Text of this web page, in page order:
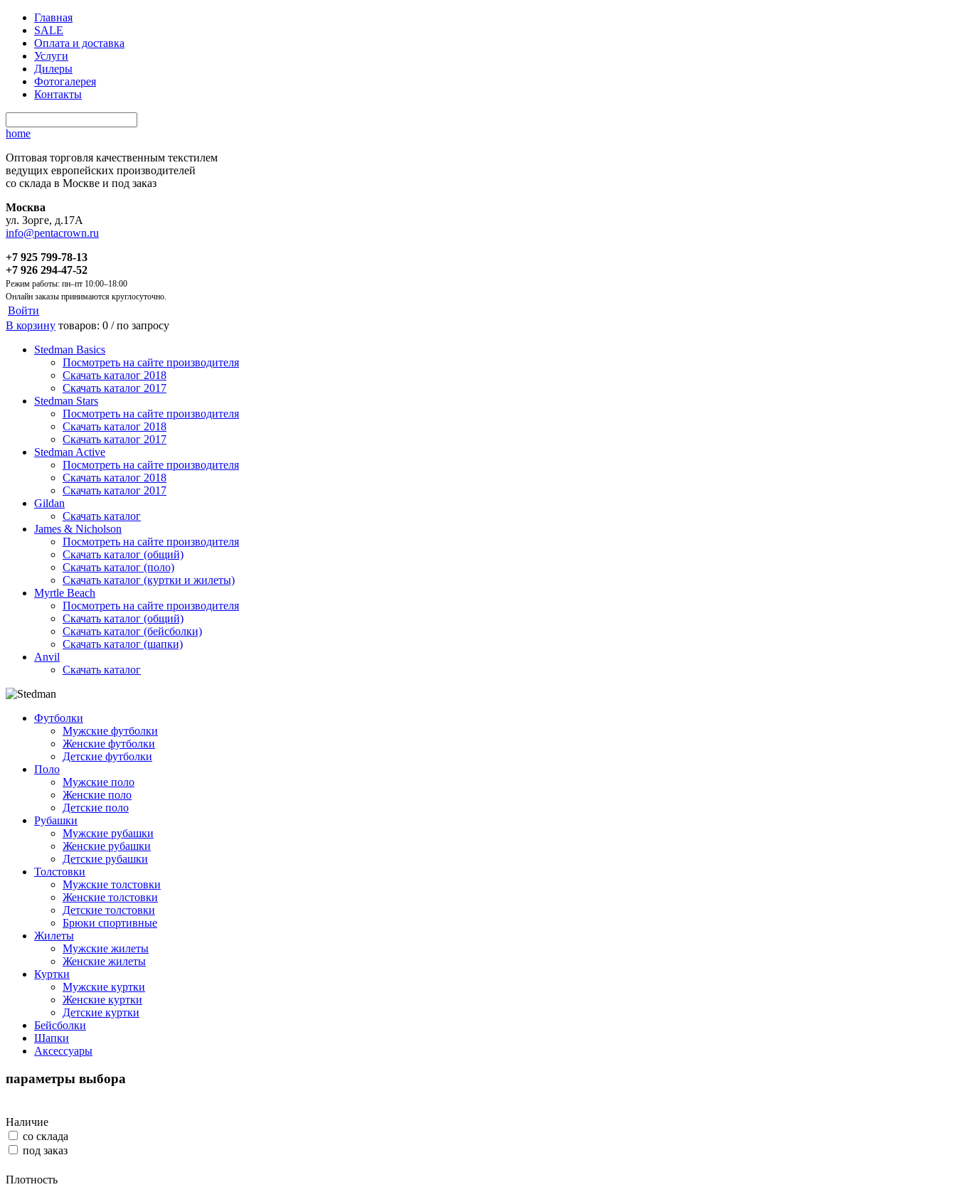
Главная
SALE
Оплата и доставка
Услуги
Дилеры
Фотогалерея
Контакты
home
Оптовая торговля качественным текстилем
ведущих европейских производителей
со склада в Москве и под заказ
Москва
ул. Зорге, д.17А
info@pentacrown.ru
+7 925 799-78-13
+7 926 294-47-52
Режим работы: пн–пт 10:00–18:00
Онлайн заказы принимаются круглосуточно.
Войти
В корзину товаров: 0 /по запросу
Stedman Basics
Посмотреть на сайте производителя
Скачать каталог 2018
Скачать каталог 2017
Stedman Stars
Посмотреть на сайте производителя
Скачать каталог 2018
Скачать каталог 2017
Stedman Active
Посмотреть на сайте производителя
Скачать каталог 2018
Скачать каталог 2017
Gildan
Скачать каталог
James & Nicholson
Посмотреть на сайте производителя
Скачать каталог (общий)
Скачать каталог (поло)
Скачать каталог (куртки и жилеты)
Myrtle Beach
Посмотреть на сайте производителя
Скачать каталог (общий)
Скачать каталог (бейсболки)
Скачать каталог (шапки)
Anvil
Скачать каталог
Футболки
Мужские футболки
Женские футболки
Детские футболки
Поло
Мужские поло
Женские поло
Детские поло
Рубашки
Мужские рубашки
Женские рубашки
Детские рубашки
Толстовки
Мужские толстовки
Женские толстовки
Детские толстовки
Брюки спортивные
Жилеты
Мужские жилеты
Женские жилеты
Куртки
Мужские куртки
Женские куртки
Детские куртки
Бейсболки
Шапки
Аксессуары
параметры выбора
Наличие
со склада
под заказ
Плотность